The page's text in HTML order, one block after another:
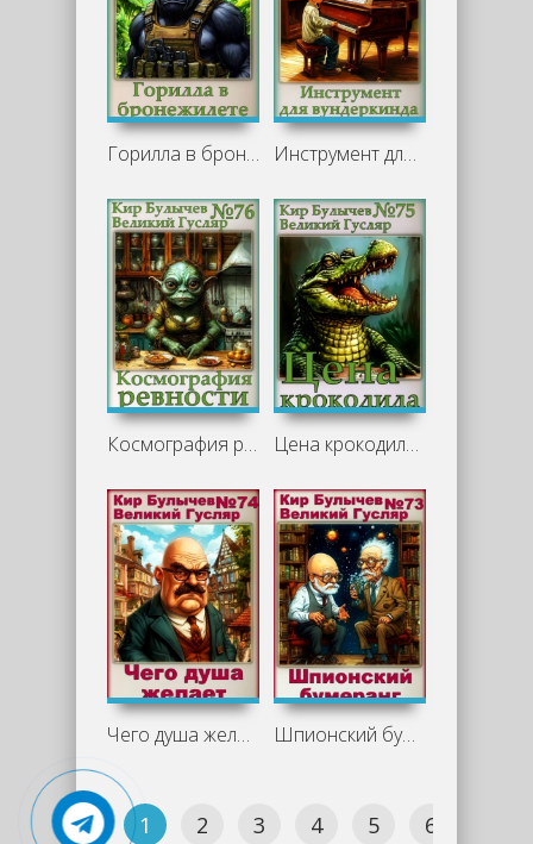
Горилла в бронежилете - Кир Булычев Инструмент для вундеркинда - Кир Булычев
Космография ревности - Кир Булычев Цена крокодила - Кир Булычев
Чего душа желает - Кир Булычев Шпионский бумеранг - Кир Булычев
1 2 3 4 5 6